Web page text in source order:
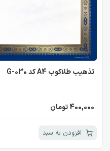
تذهیب طلاکوب A4 کد G-030
400,000 تومان
افزودن به سبد